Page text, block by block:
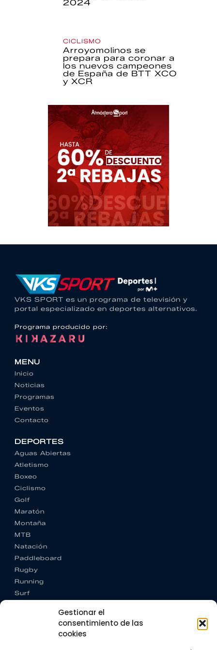
Gestionar el
consentimiento de las
cookies
2024
CICLISMO
Arroyomolinos se
prepara para coronar a
los nuevos campeones
de España de BTT XCO
y XCR
VKS SPORT es un programa de televisión y
portal especializado en deportes alternativos.
Programa producido por:
MENU
Inicio
Noticias
Programas
Eventos
Contacto
DEPORTES
Aguas Abiertas
Atletismo
Boxeo
Ciclismo
Golf
Maratón
Montaña
MTB
Natación
Paddleboard
Rugby
Running
Surf
CONTACTO